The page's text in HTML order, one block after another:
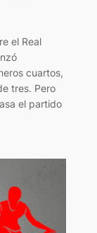
el Real
cuartos,
tres. Pero
el partido